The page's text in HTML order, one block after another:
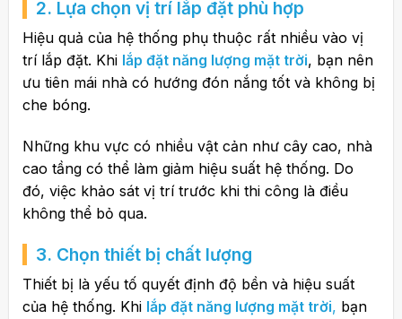
2. Lựa chọn vị trí lắp đặt phù hợp
Hiệu quả của hệ thống phụ thuộc rất nhiều vào vị
trí lắp đặt. Khi lắp đặt năng lượng mặt trời, bạn nên
ưu tiên mái nhà có hướng đón nắng tốt và không bị
che bóng.
Những khu vực có nhiều vật cản như cây cao, nhà
cao tầng có thể làm giảm hiệu suất hệ thống. Do
đó, việc khảo sát vị trí trước khi thi công là điều
không thể bỏ qua.
3. Chọn thiết bị chất lượng
Thiết bị là yếu tố quyết định độ bền và hiệu suất
của hệ thống. Khi lắp đặt năng lượng mặt trời, bạn